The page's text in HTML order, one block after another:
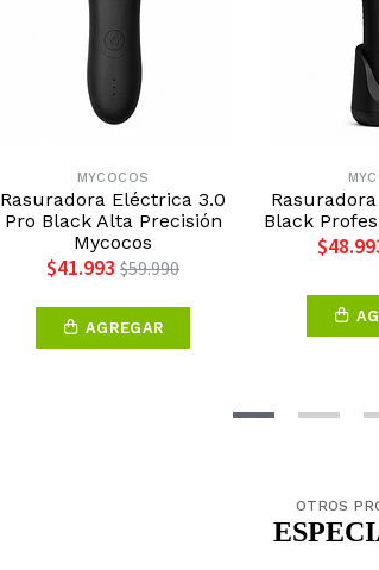
MYCOCOS
Rasuradora Eléctrica 3.0
Pro Black Alta Precisión
Mycocos
$41.993 $59.990
AGREGAR
Black
OTROS